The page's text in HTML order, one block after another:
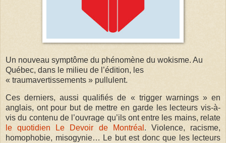
Un nouveau symptôme du phénomène du wokisme. Au
Québec, dans le milieu de l’édition, les
« traumavertissements » pullulent.
Ces derniers, aussi qualifiés de « trigger warnings » en
anglais, ont pour but de mettre en garde les lecteurs vis-à-
vis du contenu de l’ouvrage qu’ils ont entre les mains, relate
le quotidien Le Devoir de Montréal . Violence, racisme,
homophobie, misogynie… Le but est donc que les lecteurs